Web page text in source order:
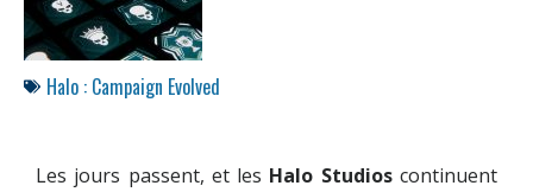
Halo : Campaign Evolved
Les jours passent, et les Halo Studioscontinuent